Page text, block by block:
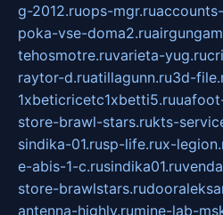
g-2012.ruops-mgr.ru
poka-vse-doma2.ru
tehosmotre.ruvarieta-yug.ru
raytor-d.ruatillagunn.ru3d-
1xbeticricetc1xbetti5.ru
store-brawl-stars.rukts-
sindika-01.rusp-life.rux-
e-abis-1-c.rusindika01.ru
store-brawlstars.ru
antenna-highly.rumine-lab-